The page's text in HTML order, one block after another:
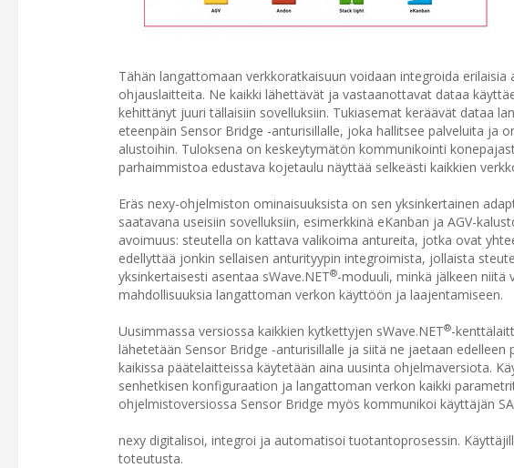
Tähän langattomaan verkkoratkaisuun voidaan integroida
ohjauslaitteita. Ne kaikki lähettävät ja vastaanottavat dataa
kehittänyt juuri tällaisiin sovelluksiin. Tukiasemat keräävät dataa
eteenpäin Sensor Bridge -anturisillalle, joka hallitsee palveluita ja
alustoihin. Tuloksena on keskeytymätön kommunikointi
parhaimmistoa edustava kojetaulu näyttää selkeästi kaikkien
Eräs nexy-ohjelmiston ominaisuuksista on sen yksinkertainen
saatavana useisiin sovelluksiin, esimerkkinä eKanban ja AGV-
avoimuus: steutella on kattava valikoima antureita, jotka ovat
edellyttää jonkin sellaisen anturityypin integroimista, jollaista
yksinkertaisesti asentaa sWave.NET®-moduuli, minkä jälkeen niitä
mahdollisuuksia langattoman verkon käyttöön ja laajentamiseen.
Uusimmassa versiossa kaikkien kytkettyjen sWave.NET®-
lähetetään Sensor Bridge -anturisillalle ja siitä ne jaetaan
kaikissa päätelaitteissa käytetään aina uusinta ohjelmaversiota.
senhetkisen konfiguraation ja langattoman verkon kaikki
ohjelmistoversiossa Sensor Bridge myös kommunikoi käyttäjän
nexy digitalisoi, integroi ja automatisoi tuotantoprosessin.
toteutusta.